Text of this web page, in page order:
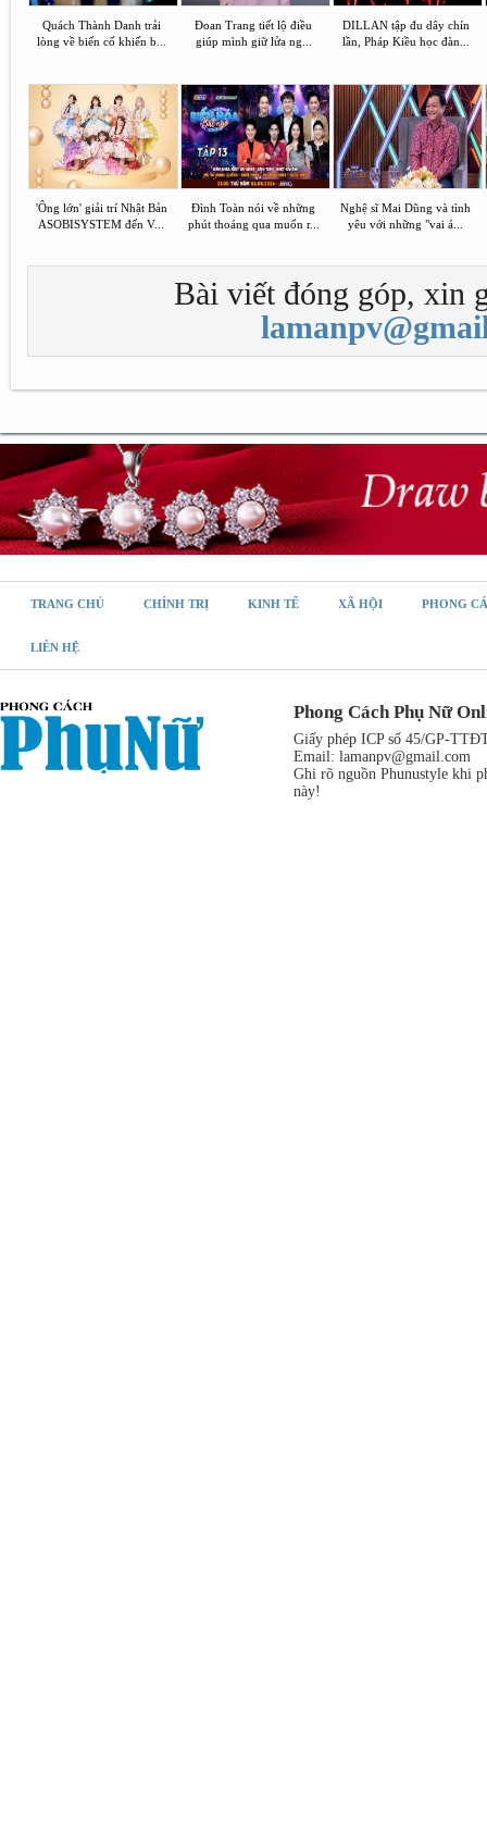
Quách Thành Danh trải
lòng về biến cố khiến b...
Đoan Trang tiết lộ điều
giúp mình giữ lửa ng...
DILLAN tập đu dây chín
lần, Pháp Kiều học đàn...
'Ông lớn' giải trí Nhật Bản
ASOBISYSTEM đến V...
Đình Toàn nói về những
phút thoáng qua muốn r...
Nghệ sĩ Mai Dũng và tình
yêu với những "vai á...
Bài viết đóng góp, xin
TRANG CHỦ CHÍNH TRỊ KINH TẾ XÃ HỘI PHONG
LIÊN HỆ
Phong Cách Phụ Nữ
Giấy phép ICP số 45/GP-
Email: lamanpv@gmail.com
Ghi rõ nguồn Phunustyle khi
này!